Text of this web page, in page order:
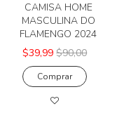
CAMISA HOME
MASCULINA DO
FLAMENGO 2024
$39,99 $90,00
Comprar